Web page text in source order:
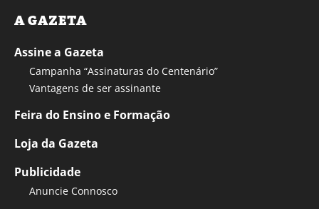
A GAZETA
Assine a Gazeta
Campanha “Assinaturas do Centenário”
Vantagens de ser assinante
Feira do Ensino e Formação
Loja da Gazeta
Publicidade
Anuncie Connosco